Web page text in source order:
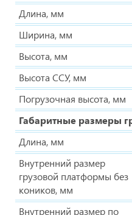
Длина, мм
Ширина, мм
Высота, мм
Высота ССУ, мм
Погрузочная высота, мм
Габаритные размеры
Длина, мм
Внутренний размер
грузовой платформы без
коников, мм
Внутренний размер по